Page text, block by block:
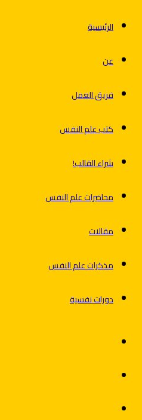
الرئيسية
عن
فريق العمل
كتب علم النفس
شراء القالب!
محاضرات علم النفس
مقالات
مذكرات علم النفس
دورات نفسية